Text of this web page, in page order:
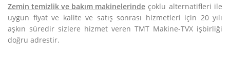
Zemin temizlik ve bakım makinelerinde çoklu alternatifleri ile
uygun fiyat ve kalite ve satış sonrası hizmetleri için 20 yılı
aşkın süredir sizlere hizmet veren TMT Makine-TVX işbirliği
doğru adrestir.